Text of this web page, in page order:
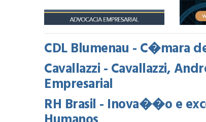
CDL Blumenau - C�mara
Cavallazzi - Cavallazzi,
Empresarial
RH Brasil - Inova��o e